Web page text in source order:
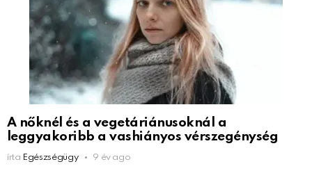
A nőknél és a vegetáriánusoknál a
leggyakoribb a vashiányos vérszegénység
írta Egészségügy 9 év ago